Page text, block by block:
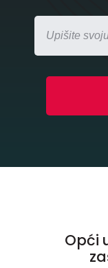
Opći